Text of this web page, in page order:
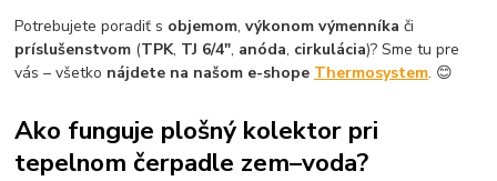
Potrebujete poradiť s objemom,výkonom výmenníka či
príslušenstvom (TPK, TJ 6/4", anóda, cirkulácia)? Sme tu pre
vás – všetko nájdete na našom e-shope Thermosystem. 😊
Ako funguje plošný kolektor pri
tepelnom čerpadle zem–voda?